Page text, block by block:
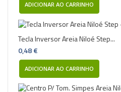
ADICIONAR AO CARRINHO
Tecla Inversor Areia Niloé Step...
0,48 €
ADICIONAR AO CARRINHO